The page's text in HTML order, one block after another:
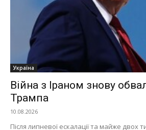
Україна
Війна з Іраном знову
Трампа
10.08.2026
Після липневої ескалації та майже двох